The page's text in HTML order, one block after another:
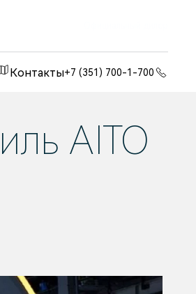
Контакты+7 (351) 700-1-700
AITO